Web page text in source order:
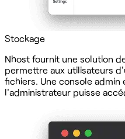
‍Stockage
Nhost fournit une solution
permettre aux utilisateurs
fichiers. Une console
l'administrateur puisse